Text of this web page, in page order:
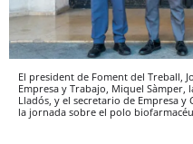
El president de Foment del Treball,
Empresa y Trabajo, Miquel
Lladós, y el secretario de Empresa
la jornada sobre el polo